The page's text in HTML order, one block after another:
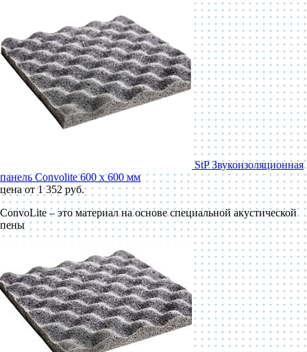
StP Звукоизоляционная
панель Convolite 600 x 600 мм
цена от 1 352 руб.
ConvoLite – это материал на основе специальной акустической
пены